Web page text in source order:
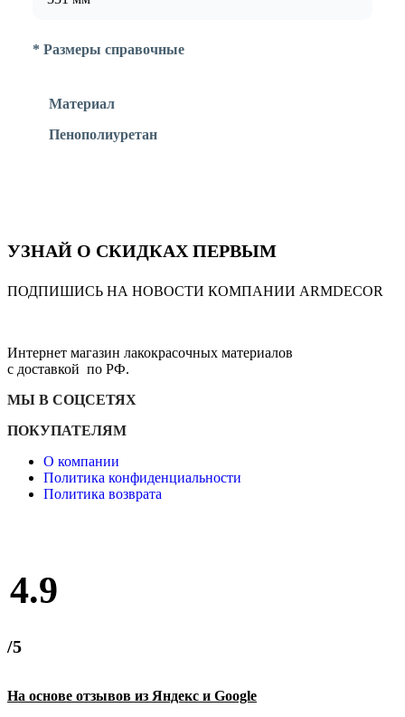
* Размеры справочные
Материал
Пенополиуретан
УЗНАЙ О СКИДКАХ ПЕРВЫМ
ПОДПИШИСЬ НА НОВОСТИ КОМПАНИИ ARMDECOR
Интернет магазин лакокрасочных материалов
с доставкой по РФ.
МЫ В СОЦСЕТЯХ
ПОКУПАТЕЛЯМ
О компании
Политика конфиденциальности
Политика возврата
4.9
/5
На основе отзывов из Яндекс и Google